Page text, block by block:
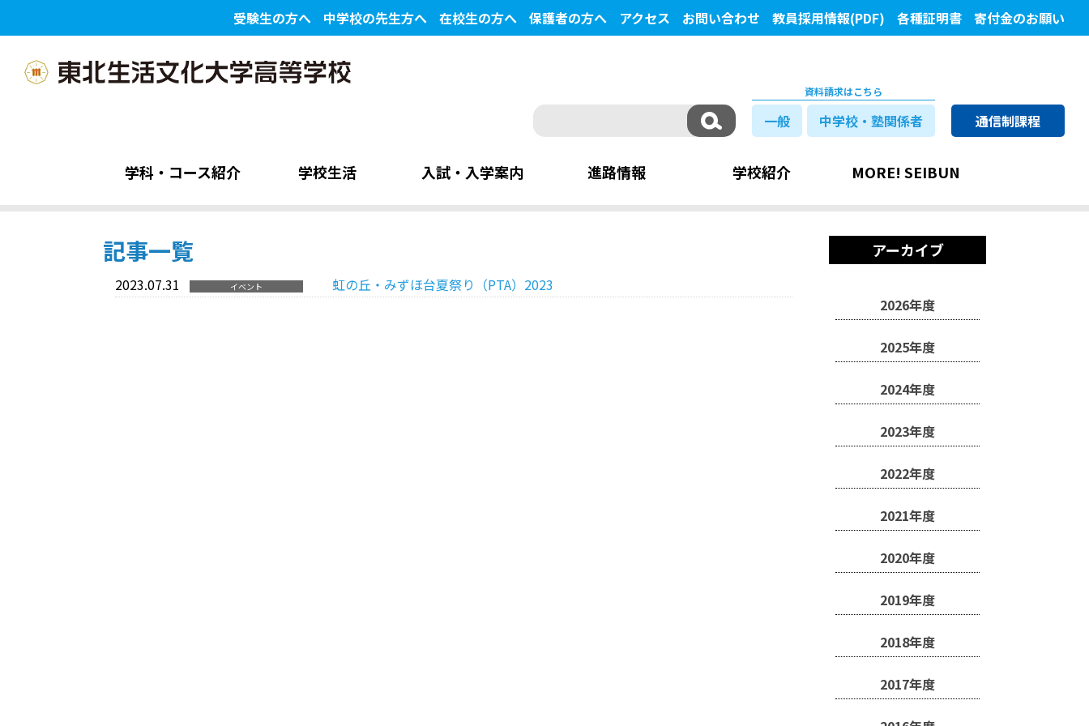
受験生の方へ 中学校の先生方へ 在校生の方へ 保護者の方へ アクセス お問い合わせ 教員採用情報(PDF) 各種証明書 寄付金のお願い
資料請求はこちら
一般 中学校・塾関係者 通信制課程
学科・コース紹介 学校生活 入試・入学案内 進路情報 学校紹介 MORE! SEIBUN
記事一覧
2023.07.31 イベント 虹の丘・みずほ台夏祭り（PTA）2023
アーカイブ
2026年度
2025年度
2024年度
2023年度
2022年度
2021年度
2020年度
2019年度
2018年度
2017年度